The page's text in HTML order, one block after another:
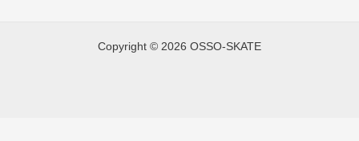
Copyright © 2026 OSSO-SKATE